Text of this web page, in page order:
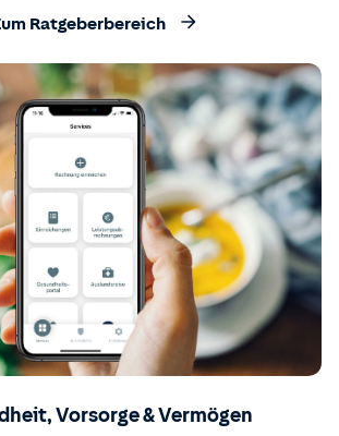
Ratgeberbereich
Vorsorge & Vermögen